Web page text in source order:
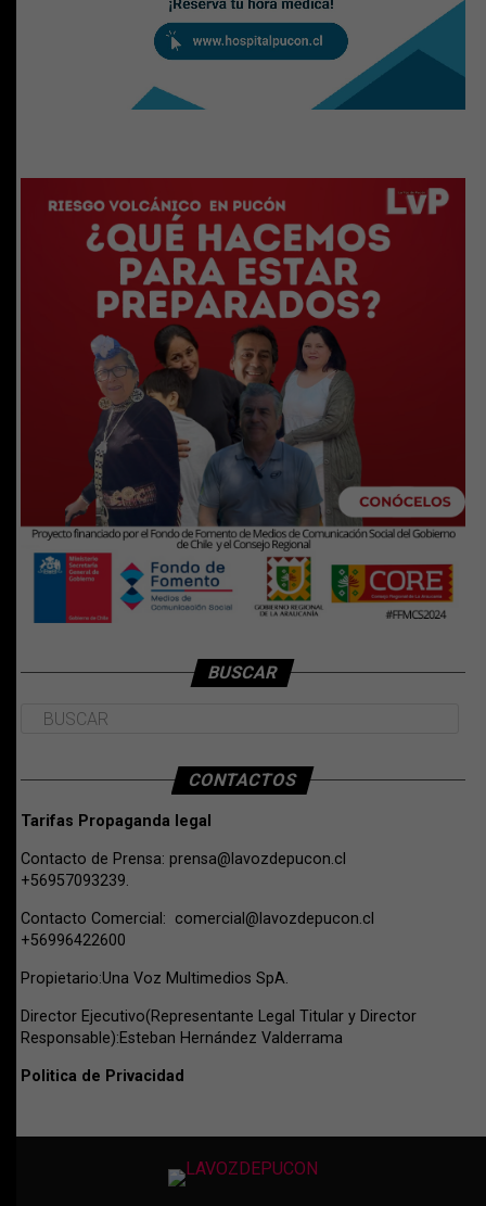
BUSCAR
CONTACTOS
Tarifas Propaganda legal
Contacto de Prensa: prensa@lavozdepucon.cl
+56957093239.
Contacto Comercial: comercial@lavozdepucon.cl
+56996422600
Propietario:Una Voz Multimedios SpA.
Director Ejecutivo(Representante Legal Titular y Director
Responsable):Esteban Hernández Valderrama
Politica de Privacidad